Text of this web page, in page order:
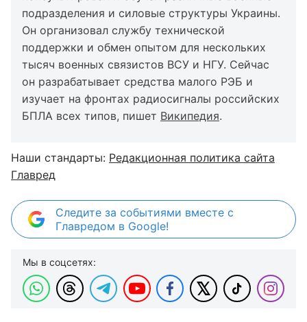
подразделения и силовые структуры Украины.
Он организовал службу технической
поддержки и обмен опытом для нескольких
тысяч военных связистов ВСУ и НГУ. Сейчас
он разрабатывает средства малого РЭБ и
изучает на фронтах радиосигналы российских
БПЛА всех типов, пишет Википедия.
Наши стандарты: Редакционная политика сайта
Главред
Следите за событиями вместе с
Главредом в Google!
Мы в соцсетях: